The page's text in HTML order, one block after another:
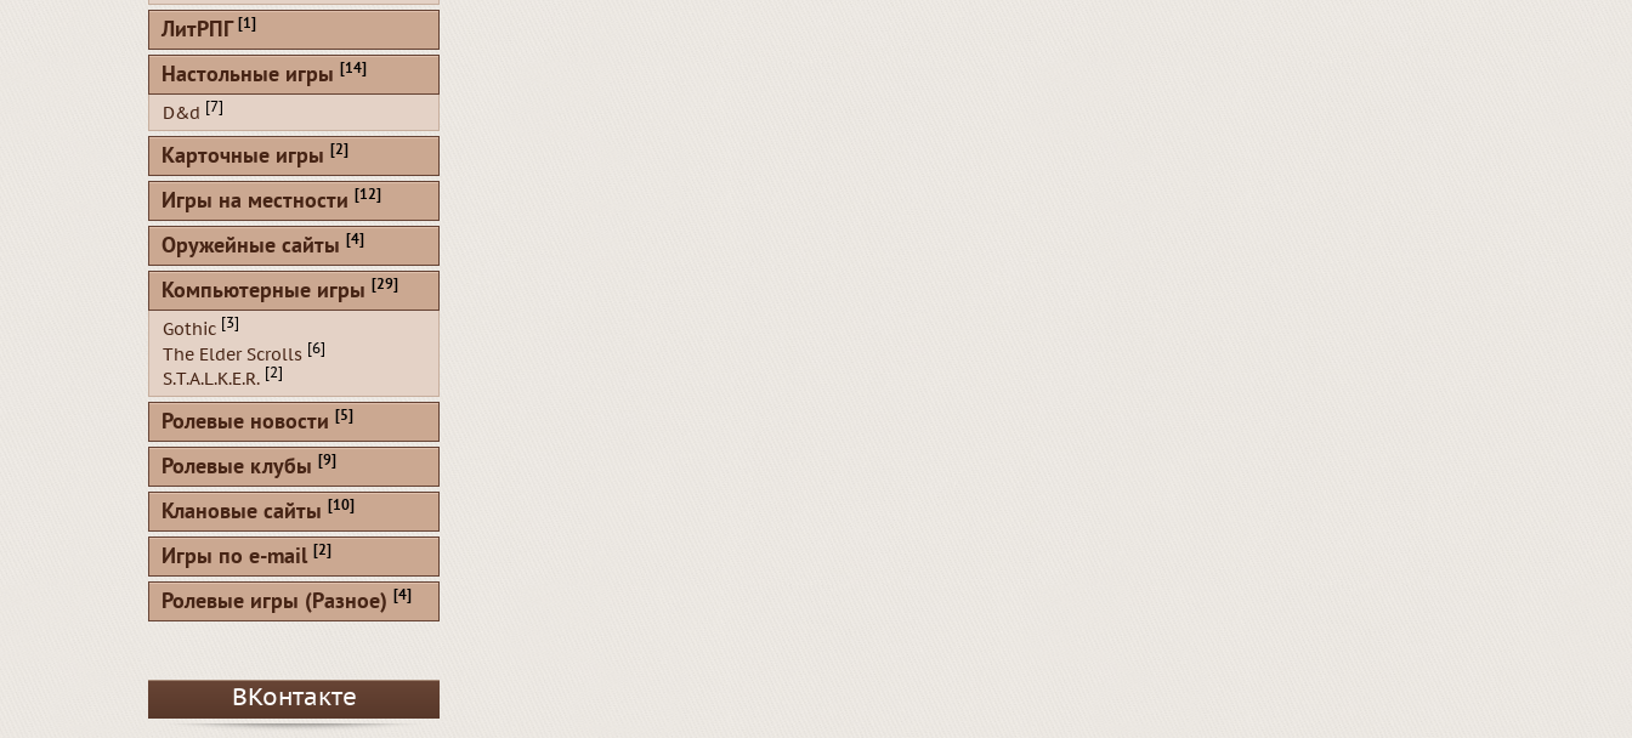
ЛитРПГ [1]
Настольные игры [14]
D&d [7]
Карточные игры [2]
Игры на местности [12]
Оружейные сайты [4]
Компьютерные игры [29]
Gothic [3]
The Elder Scrolls [6]
S.T.A.L.K.E.R. [2]
Ролевые новости [5]
Ролевые клубы [9]
Клановые сайты [10]
Игры по e-mail [2]
Ролевые игры (Разное) [4]
ВКонтакте